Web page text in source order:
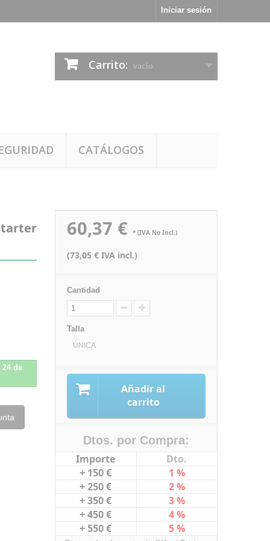
Iniciar sesión
Carrito: vacío
CATÁLOGOS
de
60,37 € * (IVA No Incl.)
(73,05 € IVA incl.)
Cantidad
Talla
ÚNICA
Añadir al
carrito
Dtos. por Compra:
Importe
Dto.
+ 150 €
1 %
+ 250 €
2 %
+ 350 €
3 %
+ 450 €
4 %
+ 550 €
5 %